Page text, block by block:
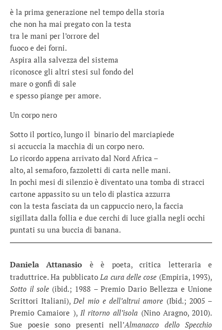
è la prima generazione nel tempo della storia
che non ha mai pregato con la testa
tra le mani per l’orrore del
fuoco e dei forni.
Aspira alla salvezza del sistema
riconosce gli altri stesi sul fondo del
mare o gonfi di sale
e spesso piange per amore.
Un corpo nero
Sotto il portico, lungo il binario del marciapiede
si accuccia la macchia di un corpo nero.
Lo ricordo appena arrivato dal Nord Africa –
alto, al semaforo, fazzoletti di carta nelle mani.
In pochi mesi di silenzio è diventato una tomba di stracci
cartone appassito su un telo di plastica azzurra
con la testa fasciata da un cappuccio nero, la faccia
sigillata dalla follia e due cerchi di luce gialla negli occhi
puntati su una buccia di banana.
Daniela Attanasio
è è poeta, critica letteraria e
traduttrice. Ha pubblicatoLa cura delle cose (Empiria, 1993),
Sotto il sole (ibid.; 1988 – Premio Dario Bellezza e Unione
Scrittori Italiani),Del mio e dell’altrui amore (Ibid.; 2005 –
Premio Camaiore ), Il ritorno all’isola (Nino Aragno, 2010).
Sue poesie sono presenti nell’Almanacco dello Specchio